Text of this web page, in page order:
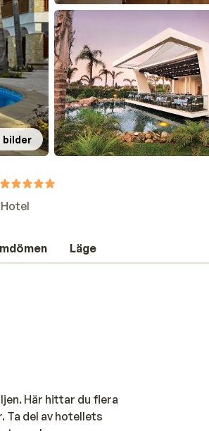
bilder
Läge
Här hittar du flera
Ta del av hotellets